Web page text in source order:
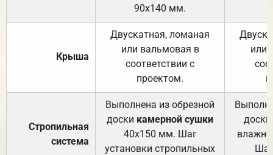
90х140 мм.
Крыша
Двускатная, ломаная
или вальмовая в
соответствии с
проектом.
или
Стропильная
система
Выполнена из обрезной
доски камерной сушки
40х150 мм. Шаг
установки стропильных
доски